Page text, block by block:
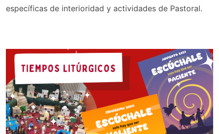
específicas de interioridad y actividades de Pastoral.